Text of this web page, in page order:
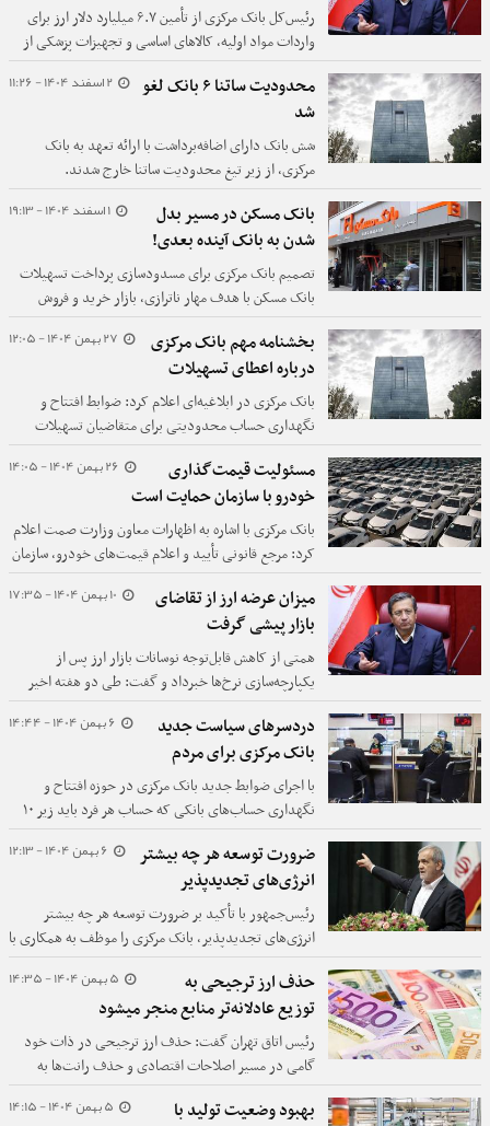
رئیس‌کل بانک مرکزی از تأمین ۶.۷ میلیارد دلار ارز برای
واردات مواد اولیه، کالاهای اساسی و تجهیزات پزشکی از
۱۵ دی‌ماه تا ۲ اسفند خبر داد.
2 اسفند 1404 - 11:26
محدودیت ساتنا ۶ بانک لغو
شد
شش بانک دارای اضافه‌برداشت با ارائه تعهد به بانک
مرکزی، از زیر تیغ محدودیت ساتنا خارج شدند.
1 اسفند 1404 - 19:13
بانک مسکن در مسیر بدل
شدن به بانک آینده بعدی!
تصمیم بانک مرکزی برای مسدودسازی پرداخت تسهیلات
بانک مسکن با هدف مهار ناترازی، بازار خرید و فروش
مسکن را در حساس‌ترین مقطع زمانی با بحران مواجه کرده
است.
27 بهمن 1404 - 12:05
بخشنامه مهم بانک مرکزی
درباره اعطای تسهیلات
بانک مرکزی در ابلاغیه‌ای اعلام کرد: ضوابط افتتاح و
نگهداری حساب‌ محدودیتی برای متقاضیان تسهیلات
بانکی ایجاد نمی‌کند.
26 بهمن 1404 - 14:05
مسئولیت قیمت‌گذاری
خودرو با سازمان حمایت است
بانک مرکزی با اشاره به اظهارات معاون وزارت صمت اعلام
کرد: مرجع قانونی تأیید و اعلام قیمت‌های خودرو، سازمان
حمایت از مصرف‌کنندگان و تولیدکنندگان است.
10 بهمن 1404 - 17:35
میزان عرضه ارز از تقاضای
بازار پیشی گرفت
همتی از کاهش قابل‌توجه نوسانات بازار ارز پس از
یکپارچه‌سازی نرخ‌ها خبرداد و گفت: طی دو هفته اخیر
بازار تجاری ارز از مازاد تقاضای ۵۰۰ میلیون دلاری به مازاد
عرضه ۷۰ میلیون دلاری رسیده است.
6 بهمن 1404 - 14:44
دردسرهای سیاست جدید
بانک مرکزی برای مردم
با اجرای ضوابط جدید بانک مرکزی در حوزه افتتاح و
نگهداری حساب‌های بانکی که حساب هر فرد باید زیر ۱۰
مورد باشد، تعداد زیادی از مشتریان برای افتتاح حساب،
دریافت تسهیلات بانکی و ضمانت وام‌های بانکی با
مشکلاتی مواجه شده‌اند که بانک‌های عامل آنها را به بانک
مرکزی ارجاع می‌دهد!
6 بهمن 1404 - 12:13
ضرورت توسعه هر چه بیشتر
انرژی‌های تجدیدپذیر
رئیس‌جمهور با تأکید بر ضرورت توسعه هر چه بیشتر
انرژی‌های تجدیدپذیر، بانک مرکزی را موظف به همکاری با
وزارت نیرو برای تسهیل و تخصیص‌دهی منابع مالی مورد
نیاز این حوزه کرد.
5 بهمن 1404 - 14:35
حذف ارز ترجیحی به
توزیع عادلانه‌تر منابع منجر میشود
رئیس اتاق تهران گفت: حذف ارز ترجیحی در ذات خود
گامی در مسیر اصلاحات اقتصادی و حذف رانت‌ها به
شمار می‌رود و در بلندمدت می‌تواند به توزیع عادلانه‌تر
منابع منجر شود.
5 بهمن 1404 - 14:15
بهبود وضعیت تولید با